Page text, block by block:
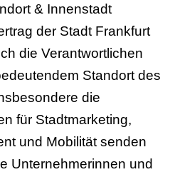
& Innenstadt
der Stadt Frankfurt
die Verantwortlichen
Standort des
die
für Stadtmarketing,
und Mobilität senden
Unternehmerinnen und